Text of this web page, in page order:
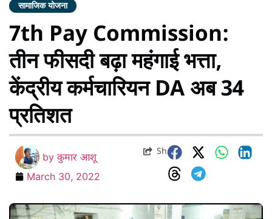
सामाजिक योजना
7th Pay Commission:
तीन फीसदी बढ़ा महंगाई भत्ता,
केंद्रीय कर्मचारियन DA अब 34
प्रतिशत
by कुमार आशू
March 30, 2022
Share